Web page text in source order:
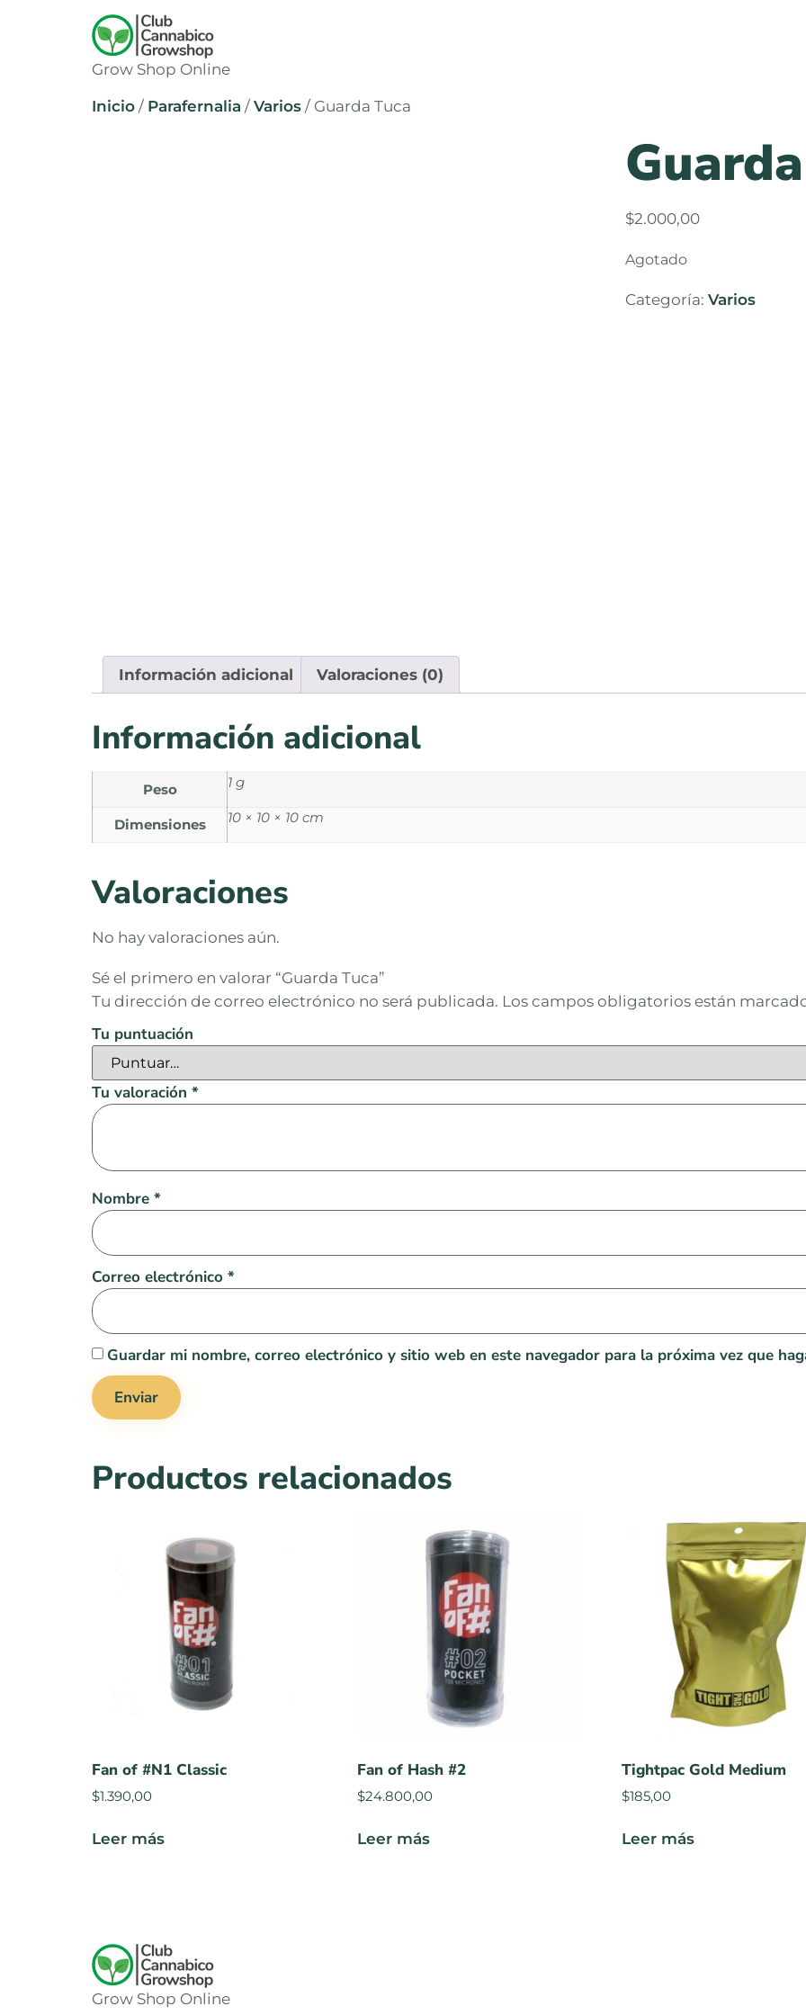
Grow Shop Online
Inicio / Parafernalia / Varios / Guarda Tuca
$2.000,00
Agotado
Categoría: Varios
Información adicional Valoraciones (0)
Información adicional
Peso 1 g
Dimensiones 10 × 10 × 10 cm
Valoraciones
No hay valoraciones aún.
Sé el primero en valorar “Guarda Tuca”
Tu dirección de correo electrónico no será publicada. Los campos obligatorios están
Tu puntuación
Tu valoración *
Nombre *
Correo electrónico *
Guardar mi nombre, correo electrónico y sitio web en este navegador para la próxima vez que
Productos relacionados
Fan of #N1 Classic
$1.390,00
Leer más
Fan of Hash #2
$24.800,00
Leer más
Tightpac Gold Medium
$185,00
Leer más
Grow Shop Online